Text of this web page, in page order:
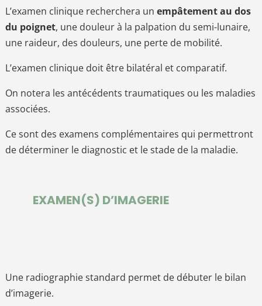
L’examen clinique recherchera un empâtement au dos
du poignet, une douleur à la palpation du semi-lunaire,
une raideur, des douleurs, une perte de mobilité.
L’examen clinique doit être bilatéral et comparatif.
On notera les antécédents traumatiques ou les maladies
associées.
Ce sont des examens complémentaires qui permettront
de déterminer le diagnostic et le stade de la maladie.
EXAMEN(S) D’IMAGERIE
Une radiographie standard permet de débuter le bilan
d’imagerie.